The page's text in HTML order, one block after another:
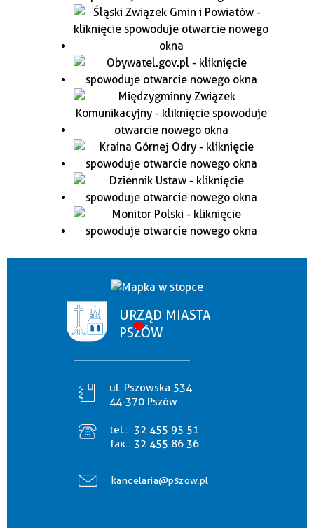
URZĄD MIASTA
PSZÓW
ul. Pszowska 534
44-370 Pszów
tel.: 32 455 95 51
fax.: 32 455 86 36
kancelaria@pszow.pl